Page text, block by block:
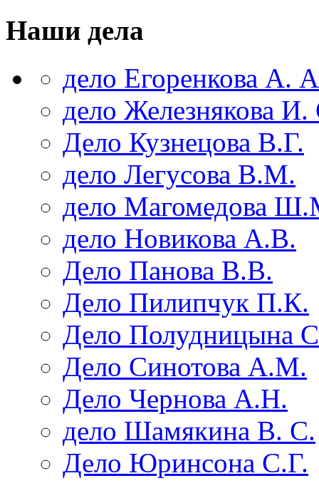
Наши дела
дело Егоренкова А.
дело Железнякова И.
Дело Кузнецова В.Г.
дело Легусова В.М.
дело Магомедова
дело Новикова А.В.
Дело Панова В.В.
Дело Пилипчук П.К.
Дело Полудницына
Дело Синотова А.М.
Дело Чернова А.Н.
дело Шамякина В. С.
Дело Юринсона С.Г.